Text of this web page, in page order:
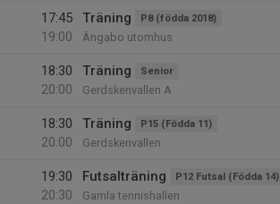
17:45
19:00
Träning P8 (födda 2018)
Ängabo utomhus
18:30
20:00
Träning Senior
Gerdskenvallen A
18:30
20:00
Träning P15 (Födda 11)
Gerdskenvallen
19:30
20:30
Futsalträning P12 Futsal (Födda 14)
Gamla tennishallen